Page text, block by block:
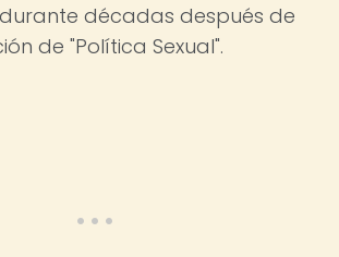
décadas después de
de "Política Sexual".